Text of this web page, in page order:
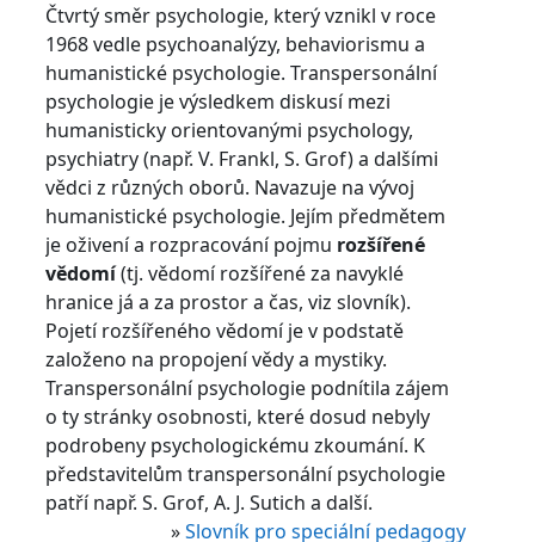
Čtvrtý směr psychologie, který vznikl v roce
1968 vedle psychoanalýzy, behaviorismu a
humanistické psychologie. Transpersonální
psychologie je výsledkem diskusí mezi
humanisticky orientovanými psychology,
psychiatry (např. V. Frankl, S. Grof) a dalšími
vědci z různých oborů. Navazuje na vývoj
humanistické psychologie. Jejím předmětem
je oživení a rozpracování pojmu rozšířené
vědomí(tj. vědomí rozšířené za navyklé
hranice já a za prostor a čas, viz slovník).
Pojetí rozšířeného vědomí je v podstatě
založeno na propojení vědy a mystiky.
Transpersonální psychologie podnítila zájem
o ty stránky osobnosti, které dosud nebyly
podrobeny psychologickému zkoumání. K
představitelům transpersonální psychologie
patří např. S. Grof, A. J. Sutich a další.
»Slovník pro speciální pedagogy